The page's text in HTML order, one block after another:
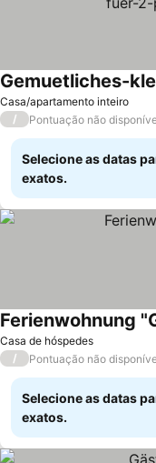
Casa/apartamento inteiro
/ Pontuação não
Selecione as datas
exatos.
Casa de hóspedes
Ferienwohnung
/ Pontuação não
Selecione as datas
exatos.